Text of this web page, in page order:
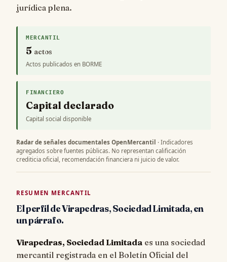
jurídica plena.
MERCANTIL
5 actos
Actos publicados en BORME
FINANCIERO
Capital declarado
Capital social disponible
Radar de señales documentales OpenMercantil · Indicadores
agregados sobre fuentes públicas. No representan calificación
crediticia oficial, recomendación financiera ni juicio de valor.
RESUMEN MERCANTIL
El perfil de Virapedras, Sociedad Limitada, en
un párrafo.
Virapedras, Sociedad Limitada es una sociedad
mercantil registrada en el Boletín Oficial del